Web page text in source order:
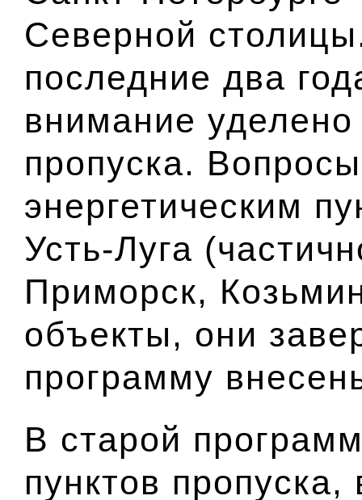
Северной
последние два
внимание
пропуска.
энергетическим
Усть-Луга
Приморск,
объекты, они
программу
В старой
пунктов